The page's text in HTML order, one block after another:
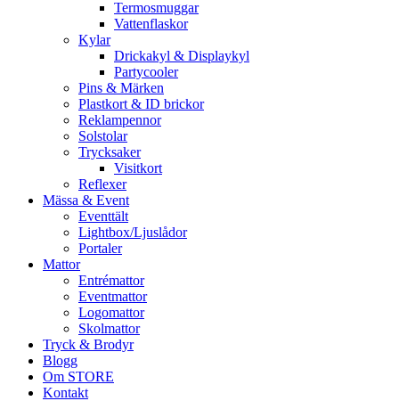
Termosmuggar
Vattenflaskor
Kylar
Drickakyl & Displaykyl
Partycooler
Pins & Märken
Plastkort & ID brickor
Reklampennor
Solstolar
Trycksaker
Visitkort
Reflexer
Mässa & Event
Eventtält
Lightbox/Ljuslådor
Portaler
Mattor
Entrémattor
Eventmattor
Logomattor
Skolmattor
Tryck & Brodyr
Blogg
Om STORE
Kontakt